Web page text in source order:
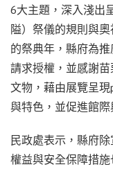
6大主題，深入淺出
隘）祭儀的規則與奧
的祭典年，縣府為推
請求授權，並感謝
文物，藉由展覽呈現
與特色，並促進館際
民政處表示，縣府
權益與安全保障措